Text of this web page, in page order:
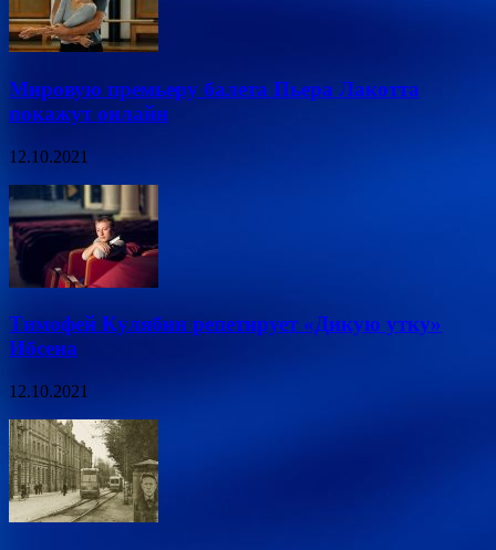
Мировую премьеру балета Пьера Лакотта
покажут онлайн
12.10.2021
Тимофей Кулябин репетирует «Дикую утку»
Ибсена
12.10.2021